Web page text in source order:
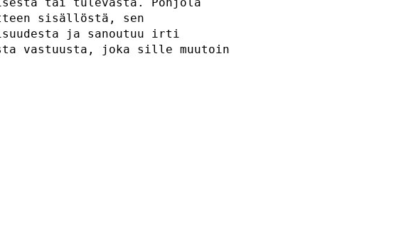
tiedotteen sisällöstä, sen
ja sanoutuu irti
vastuusta, joka sille muutoin